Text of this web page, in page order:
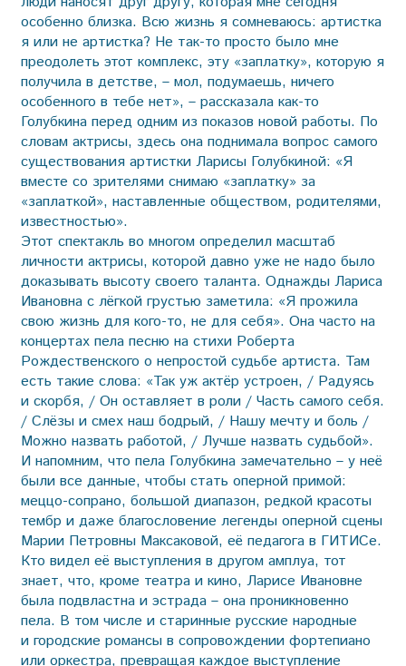
особенно близка. Всю жизнь я сомневаюсь: артистка
я или не артистка? Не так-то просто было мне
преодолеть этот комплекс, эту «заплатку», которую я
получила в детстве, – мол, подумаешь, ничего
особенного в тебе нет», – рассказала как-то
Голубкина перед одним из показов новой работы. По
словам актрисы, здесь она поднимала вопрос самого
существования артистки Ларисы Голубкиной: «Я
вместе со зрителями снимаю «заплатку» за
«заплаткой», наставленные обществом, родителями,
известностью».
Этот спектакль во многом определил масштаб
личности актрисы, которой давно уже не надо было
доказывать высоту своего таланта. Однажды Лариса
Ивановна с лёгкой грустью заметила: «Я прожила
свою жизнь для кого-то, не для себя». Она часто на
концертах пела песню на стихи Роберта
Рождественского о непростой судьбе артиста. Там
есть такие слова: «Так уж актёр устроен, / Радуясь
и скорбя, / Он оставляет в роли / Часть самого себя.
/ Слёзы и смех наш бодрый, / Нашу мечту и боль /
Можно назвать работой, / Лучше назвать судьбой».
И напомним, что пела Голубкина замечательно – у неё
были все данные, чтобы стать оперной примой:
меццо-сопрано, большой диапазон, редкой красоты
тембр и даже благословение легенды оперной сцены
Марии Петровны Максаковой, её педагога в ГИТИСе.
Кто видел её выступления в другом амплуа, тот
знает, что, кроме театра и кино, Ларисе Ивановне
была подвластна и эстрада – она проникновенно
пела. В том числе и старинные русские народные
и городские романсы в сопровождении фортепиано
или оркестра, превращая каждое выступление